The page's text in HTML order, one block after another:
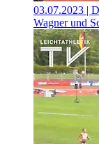
03.07.2023 |
Wagner und